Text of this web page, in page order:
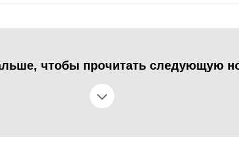
чтобы прочитать следующую